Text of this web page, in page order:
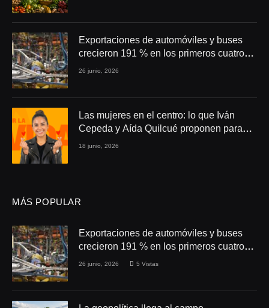
Exportaciones de automóviles y buses
crecieron 191 % en los primeros cuatro
meses de 2026
26 junio, 2026
Las mujeres en el centro: lo que Iván
Cepeda y Aída Quilcué proponen para
Colombia
18 junio, 2026
MÁS POPULAR
Exportaciones de automóviles y buses
crecieron 191 % en los primeros cuatro
meses de 2026
26 junio, 2026 5 Vistas